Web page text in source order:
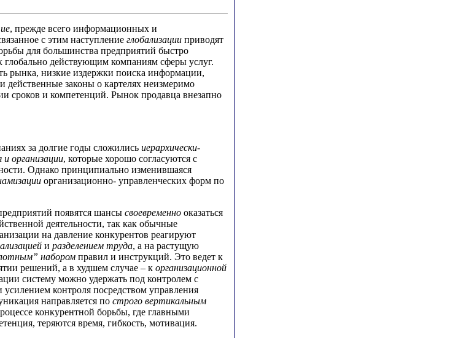
, прежде всего информационных и
с этим наступление глобализации приводят
для большинства предприятий быстро
глобально действующим компаниям сферы услуг.
рынка, низкие издержки поиска информации,
действенные законы о картелях неизмеримо
сроков и компетенций. Рынок продавца внезапно
за долгие годы сложились иерархически-
организации, которые хорошо согласуются с
Однако принципиально изменившаяся
организационно- управленческих форм по
появятся шансы своевременно оказаться
деятельности, так как обычные
на давление конкурентов реагируют
и разделением труда, а на растущую
набором правил и инструкций. Это ведет к
решений, а в худшем случае – к организационной
систему можно удержать под контролем с
контроля посредством управления
направляется по строго вертикальным
конкурентной борьбы, где главными
теряются время, гибкость, мотивация.